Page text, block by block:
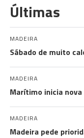
Últimas
MADEIRA
Sábado de muito
MADEIRA
Marítimo inicia
MADEIRA
Madeira pede